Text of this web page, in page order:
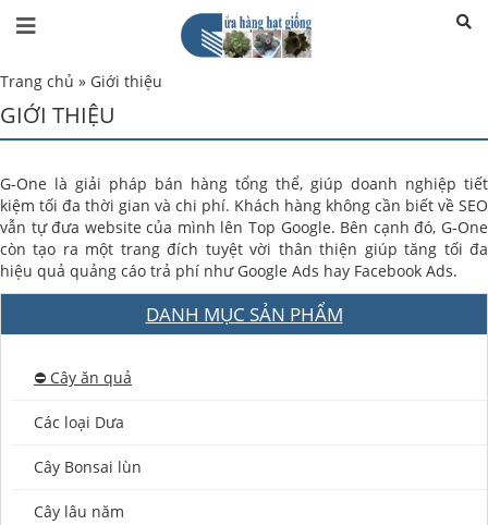
Trang chủ » Giới thiệu
GIỚI THIỆU
G-One là giải pháp bán hàng tổng thể, giúp doanh nghiệp tiết
kiệm tối đa thời gian và chi phí. Khách hàng không cần biết về SEO
vẫn tự đưa website của mình lên Top Google. Bên cạnh đó, G-One
còn tạo ra một trang đích tuyệt vời thân thiện giúp tăng tối đa
hiệu quả quảng cáo trả phí như Google Ads hay Facebook Ads.
DANH MỤC SẢN PHẨM
⛔️ Cây ăn quả
Các loại Dưa
Cây Bonsai lùn
Cây lâu năm